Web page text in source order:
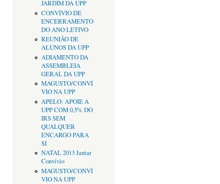
JARDIM DA UPP
CONVÍVIO DE
ENCERRAMENTO
DO ANO LETIVO
REUNIÃO DE
ALUNOS DA UPP
ADIAMENTO DA
ASSEMBLEIA
GERAL DA UPP
MAGUSTO/CONVÍ
VIO NA UPP
APELO: APOIE A
UPP COM 0,5% DO
IRS SEM
QUALQUER
ENCARGO PARA
SI
NATAL 2013 Jantar
Convívio
MAGUSTO/CONVÍ
VIO NA UPP